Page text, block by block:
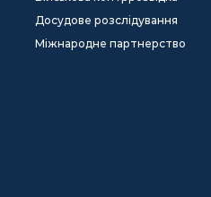
Досудове розслідування
Міжнародне партнерство